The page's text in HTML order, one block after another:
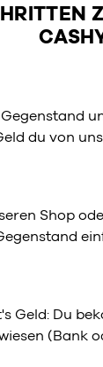
Gegenstand
du von
Shop
Geld: Du
(Bank